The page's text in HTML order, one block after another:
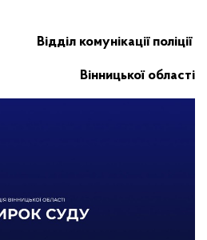
Відділ комунікації поліції
Вінницької області